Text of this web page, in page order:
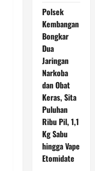
Polsek
Kembangan
Bongkar
Dua
Jaringan
Narkoba
dan Obat
Keras, Sita
Puluhan
Ribu Pil, 1,1
Kg Sabu
hingga Vape
Etomidate